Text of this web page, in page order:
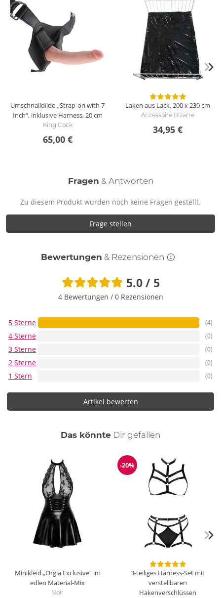
Umschnalldildo „Strap-on with 7
Inch“, inklusive Harness, 20 cm
King Cock
65,00 €
Laken aus Lack, 200 x 230 cm
Accessoire Bizarre
34,95 €
Fragen & Antworten
Zu diesem Produkt wurden noch keine Fragen gestellt.
Frage stellen
Bewertungen & Rezensionen
5.0 / 5
4 Bewertungen / 0 Rezensionen
5 Sterne (4)
4 Sterne (0)
3 Sterne (0)
2 Sterne (0)
1 Stern (0)
Artikel bewerten
Das könnte Dir auch
gefallen
Minikleid „Orgia Exclusive“ im
edlen Material-Mix
Noir
Reduzierung
-20%
3-teiliges Harness-Set mit
verstellbaren
Hakenverschlüssen